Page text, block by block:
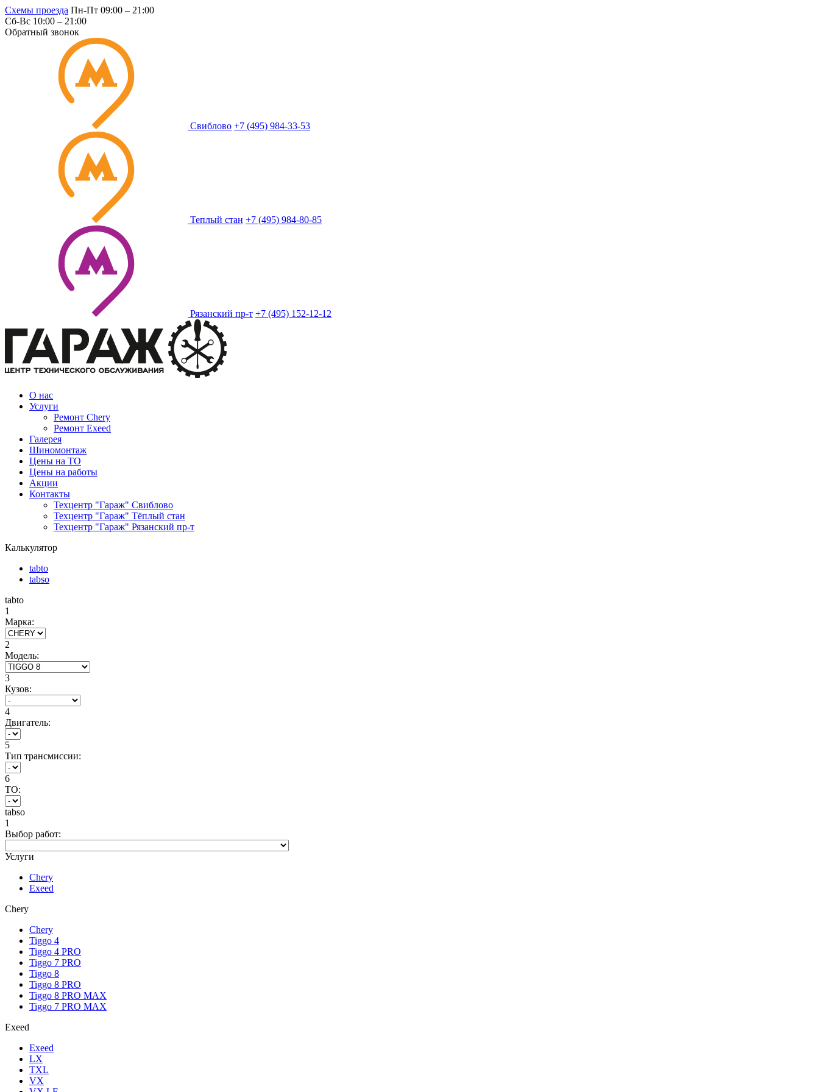
Схемы проезда Пн-Пт 09:00 – 21:00
Сб-Вс 10:00 – 21:00
Обратный звонок
Свиблово +7 (495) 984-33-53
Теплый стан +7 (495) 984-80-85
Рязанский пр-т +7 (495) 152-12-12
О нас
Услуги
Ремонт Chery
Ремонт Exeed
Галерея
Шиномонтаж
Цены на ТО
Цены на работы
Акции
Контакты
Техцентр "Гараж" Свиблово
Техцентр "Гараж" Тёплый стан
Техцентр "Гараж" Рязанский пр-т
Калькулятор
tabto
tabso
tabto
1
Марка:
2
Модель:
3
Кузов:
4
Двигатель:
5
Тип трансмиссии:
6
ТО:
tabso
1
Выбор работ:
Услуги
Chery
Exeed
Chery
Chery
Tiggo 4
Tiggo 4 PRO
Tiggo 7 PRO
Tiggo 8
Tiggo 8 PRO
Tiggo 8 PRO MAX
Tiggo 7 PRO MAX
Exeed
Exeed
LX
TXL
VX